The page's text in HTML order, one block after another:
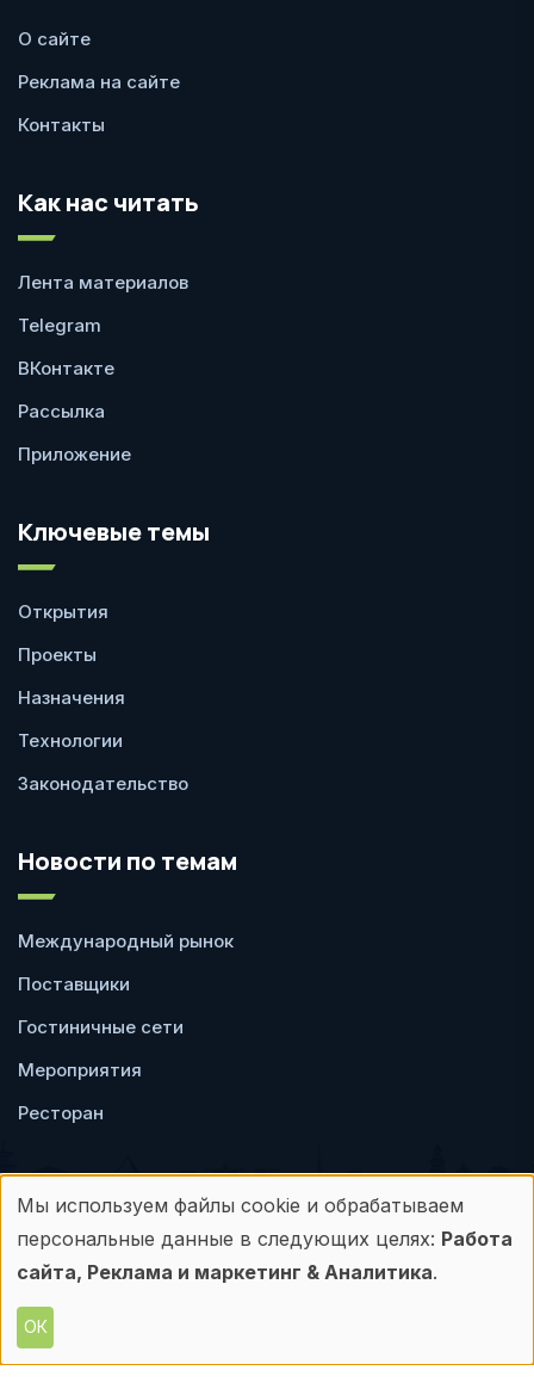
О сайте
Реклама на сайте
Контакты
Как нас читать
Лента материалов
Telegram
ВКонтакте
Рассылка
Приложение
Ключевые темы
Открытия
Проекты
Назначения
Технологии
Законодательство
Новости по темам
Международный рынок
Поставщики
Гостиничные сети
Мероприятия
Ресторан
Пользовательское
соглашение
Политика
конфиденциальности
Любое использование материалов с данного
Использование
персональных
данных
и
Мы используем файлы cookie и обрабатываем
персональные данные в следующих целях: Работа
сайта, Реклама и маркетинг & Аналитика.
ОК